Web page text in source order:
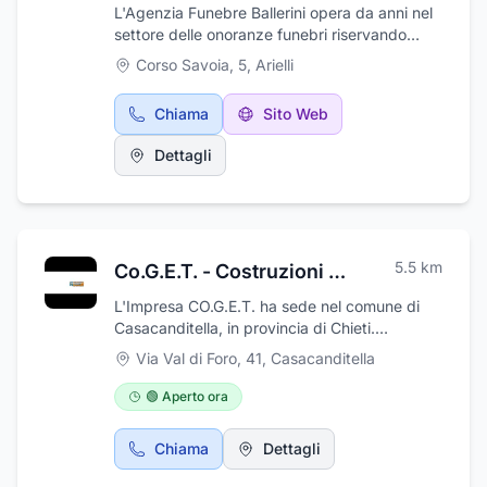
L'Agenzia Funebre Ballerini opera da anni nel
settore delle onoranze funebri riservando
particolare riguardo ai congiunti del defunto in
un momento così doloroso. L'agenzia offre la
completa gestione del rito funebre:
cremazione, tumulazioni, ricomposizione delle
salme, disbrigo delle pratiche burocratiche,
trasporto funebre. L'agenzia dispone inoltre di
funerari ed effettua reperibilità 24 ore su 24.
attività.
Corso Savoia, 5, Arielli
Chiama Sito Web
Dettagli
Co.G.E.T. - Costruzioni Generali Elettriche e Telefoniche Srl 5.5 km
L'Impresa CO.G.E.T. ha sede nel comune di
Casacanditella, in provincia di Chieti.
Attualmente opera principalmente per
municipalizzate, enti e privati in genere. E'
specializzata nella progettazione, costruzione
e manutenzione di linee elettriche di media e
bassa tensione, cabine elettriche, impianti
filo-tranviari e di trazione, impianti di risalita,
Via Val di Foro, 41, Casacanditella
🟢 Aperto ora
Chiama Dettagli